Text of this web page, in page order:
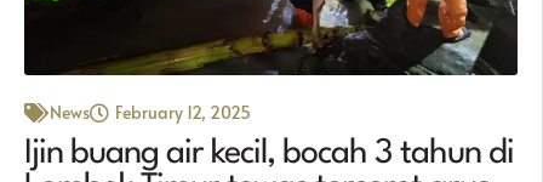
News February 12, 2025
Ijin buang air kecil, bocah 3 tahun di